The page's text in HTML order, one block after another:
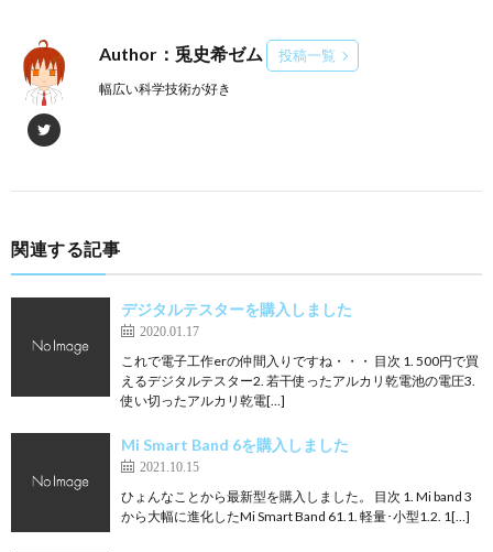
Author：兎史希ゼム 投稿一覧
幅広い科学技術が好き
関連する記事
デジタルテスターを購入しました
2020.01.17
これで電子工作erの仲間入りですね・・・ 目次 1. 500円で買
えるデジタルテスター2. 若干使ったアルカリ乾電池の電圧3.
使い切ったアルカリ乾電[…]
Mi Smart Band 6を購入しました
2021.10.15
ひょんなことから最新型を購入しました。 目次 1. Mi band 3
から大幅に進化したMi Smart Band 61.1. 軽量･小型1.2. 1[…]